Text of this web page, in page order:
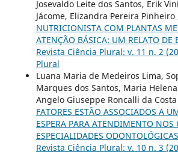
Josevaldo Leite dos Santos, Erik
Jácome, Elizandra Pereira Pinheiro
NUTRICIONISTA COM PLANTAS
ATENÇÃO BÁSICA: UM RELATO DE
Revista Ciência Plural: v. 11 n. 2
Plural
Luana Maria de Medeiros Lima,
Marques dos Santos, Maria
Angelo Giuseppe Roncalli da
FATORES ESTÃO ASSOCIADOS A
ESPERA PARA ATENDIMENTO NOS
ESPECIALIDADES
Revista Ciência Plural: v. 10 n. 3